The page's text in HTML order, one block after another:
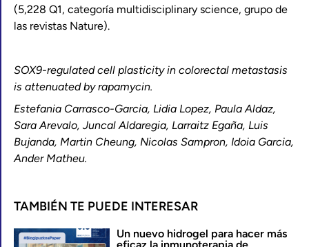
(5,228 Q1, categoría multidisciplinary science, grupo de
las revistas Nature).
SOX9-regulated cell plasticity in colorectal metastasis
is attenuated by rapamycin.
Estefania Carrasco-Garcia, Lidia Lopez, Paula Aldaz,
Sara Arevalo, Juncal Aldaregia, Larraitz Egaña, Luis
Bujanda, Martin Cheung, Nicolas Sampron, Idoia Garcia,
Ander Matheu.
TAMBIÉN TE PUEDE INTERESAR
Un nuevo hidrogel para hacer más